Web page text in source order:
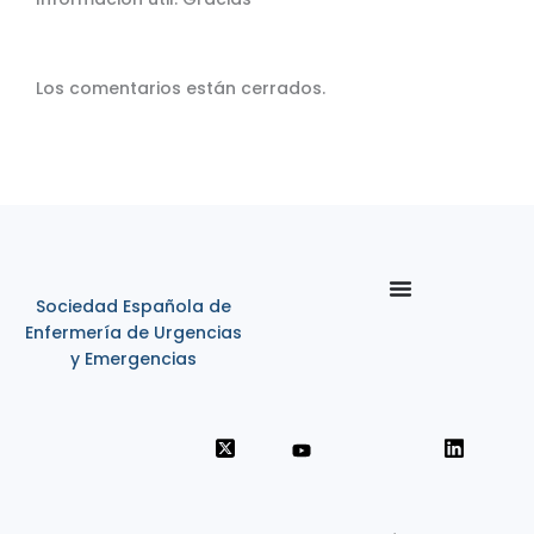
Los comentarios están cerrados.
Sociedad Española de
Enfermería de Urgencias
y Emergencias